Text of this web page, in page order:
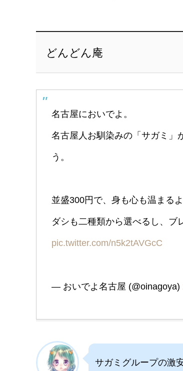
どんどん庵
名古屋においでよ。
名古屋人お馴染みの「サガミ」
う。
並盛300円で、身も心も温まるよ
ダシも二種類から選べるし、ブ
pic.twitter.com/n5k2tAVGcC
— おいでよ名古屋 (@oinagoya)
サガミグループの激